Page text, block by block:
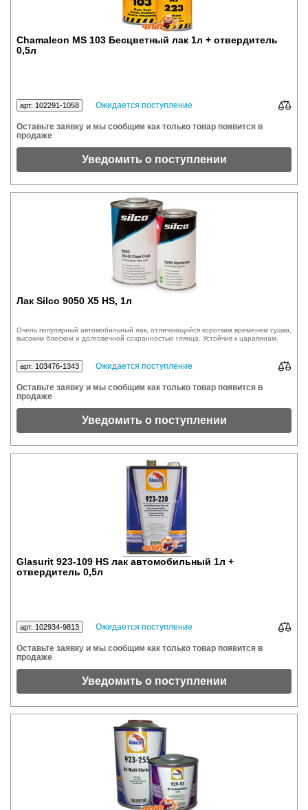
Chamaleon МS 103 Бесцветный лак 1л + отвердитель
0,5л
арт. 102291-1058 Ожидается поступление
Оставьте заявку и мы сообщим как только товар появится в
продаже
Уведомить о поступлении
Лак Silco 9050 X5 HS, 1л
Очень популярный автомобильный лак, отличающийся коротким временем сушки,
высоким блеском и долговечной сохранностью глянца. Устойчив к царапинам.
арт. 103476-1343 Ожидается поступление
Оставьте заявку и мы сообщим как только товар появится в
продаже
Уведомить о поступлении
Glasurit 923-109 HS лак автомобильный 1л +
отвердитель 0,5л
арт. 102934-9813 Ожидается поступление
Оставьте заявку и мы сообщим как только товар появится в
продаже
Уведомить о поступлении